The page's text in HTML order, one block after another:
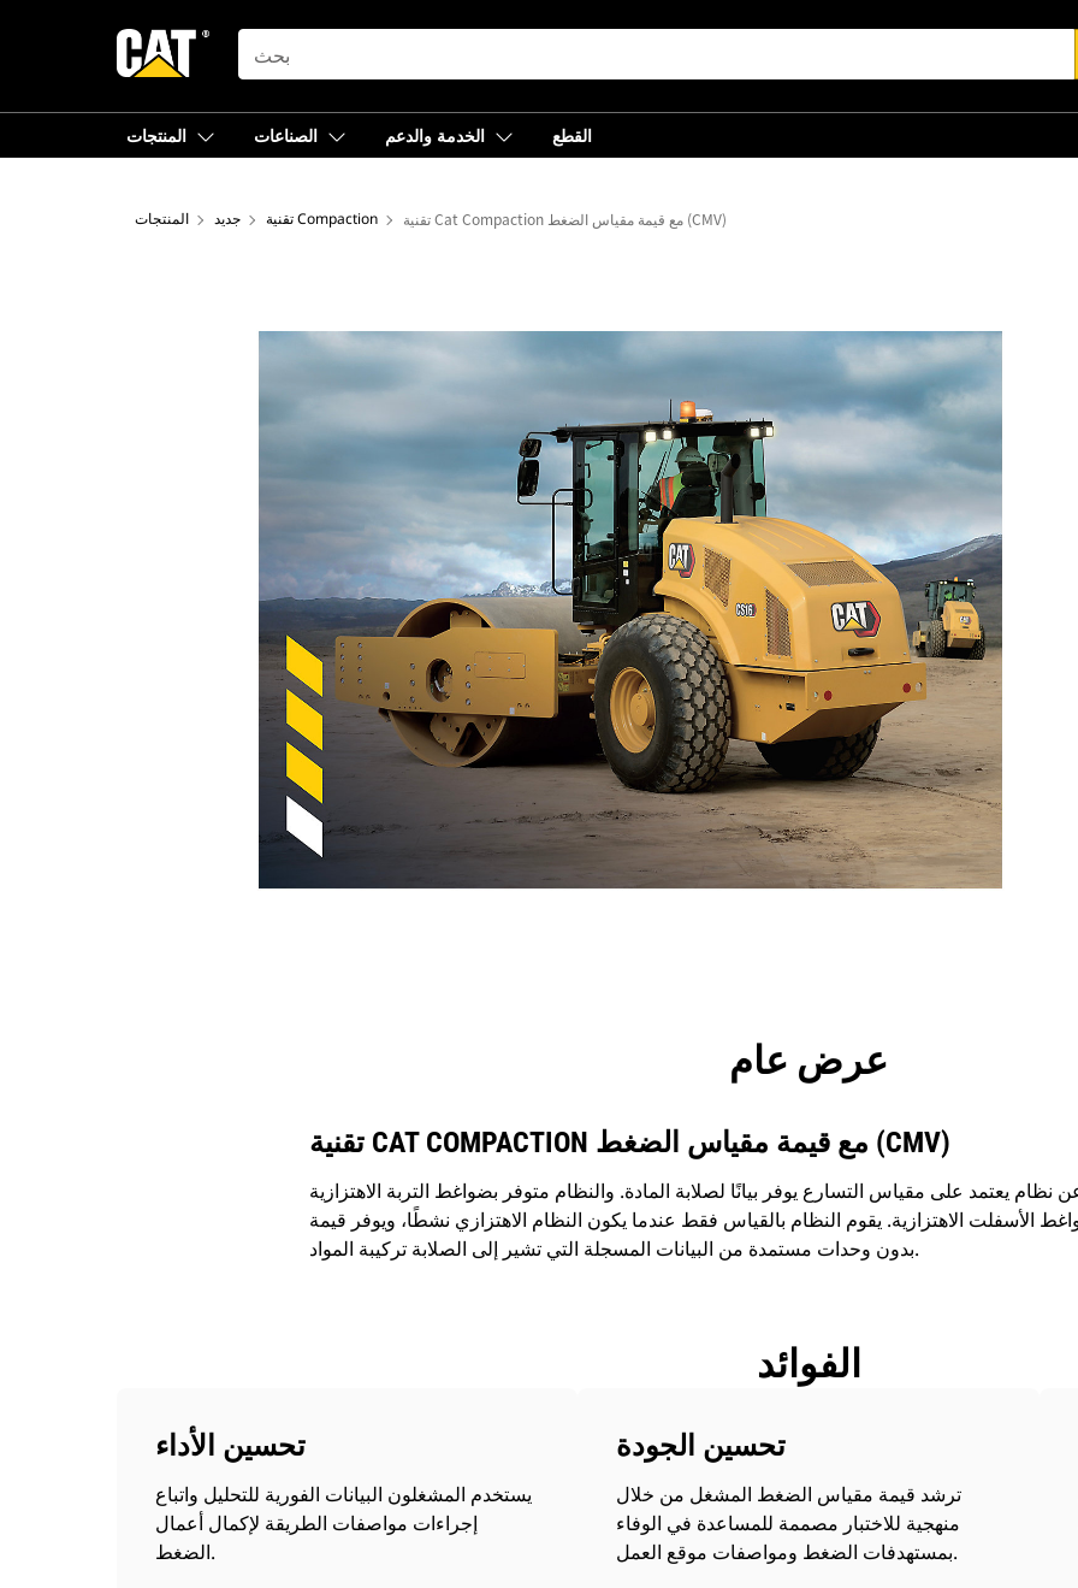
SEARCH
المنتجات الصناعات الخدمة والدعم القطع
المنتجات جديد تقنية Compaction تقنية Cat Compaction مع قيمة مقياس الضغط (CMV)
عرض عام
تقنية CAT COMPACTION مع قيمة مقياس الضغط (CMV)
يعتمد على مقياس التسارع يوفر بيانًا لصلابة المادة. والنظام متوفر بضواغط التربة الاهتزازية
الأسفلت الاهتزازية. يقوم النظام بالقياس فقط عندما يكون النظام الاهتزازي نشطًا، ويوفر قيمة
بدون وحدات مستمدة من البيانات المسجلة التي تشير إلى الصلابة تركيبة المواد.
الفوائد
تحسين الأداء
يستخدم المشغلون البيانات الفورية للتحليل واتباع
إجراءات مواصفات الطريقة لإكمال أعمال
الضغط.
تحسين الجودة
ترشد قيمة مقياس الضغط المشغل من خلال
منهجية للاختبار مصممة للمساعدة في الوفاء
بمستهدفات الضغط ومواصفات موقع العمل.